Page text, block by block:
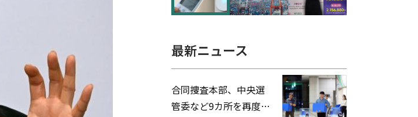
検
最新ニュース
合同捜査本部、中央選
管委など9カ所を再度家